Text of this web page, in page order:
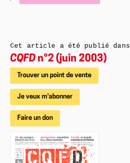
Cet article a été publié dans
CQFD n°2 (juin 2003)
Trouver un point de vente
Je veux m'abonner
Faire un don